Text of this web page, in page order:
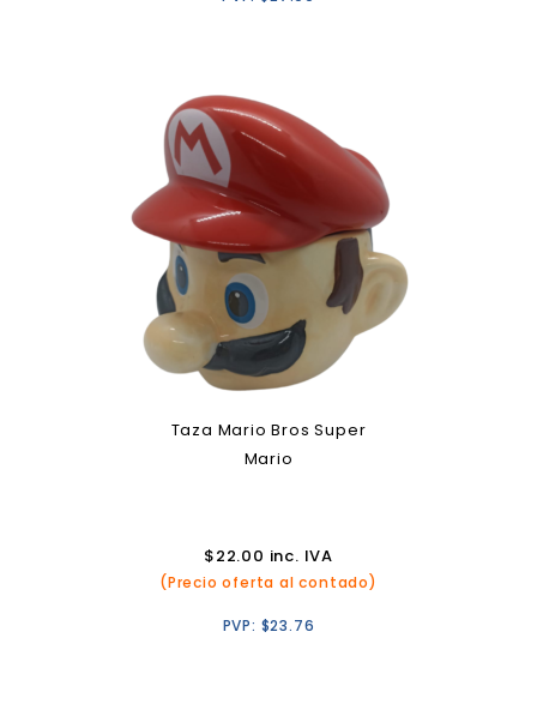
Taza Mario Bros Super
Mario
$22.00 inc. IVA
(Precio oferta al contado)
PVP: $23.76